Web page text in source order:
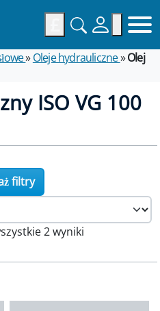
»Oleje hydrauliczne»Olej
ISO VG 100
filtry
2 wyniki